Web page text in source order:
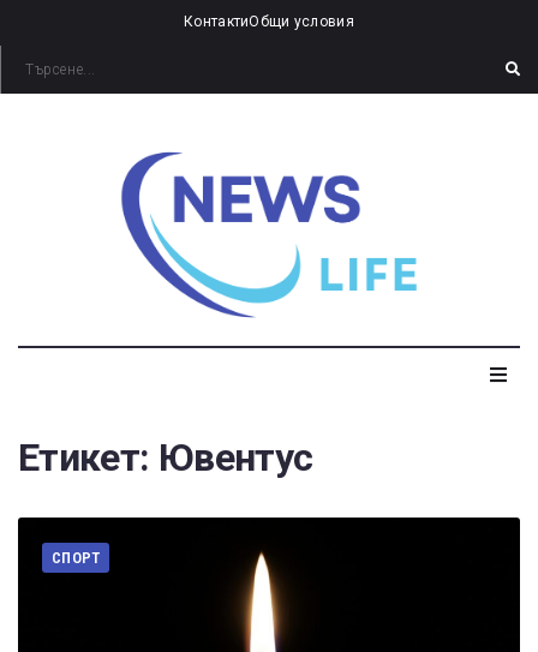
КонтактиОбщи условия
Етикет: Ювентус
СПОРТ